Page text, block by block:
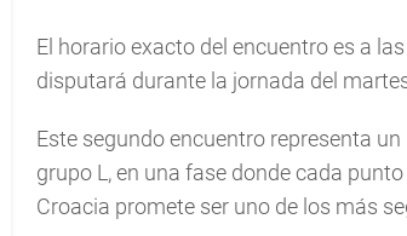
El horario exacto del encuentro es a
disputará durante la jornada del
Este segundo encuentro representa
grupo L, en una fase donde cada
Croacia promete ser uno de los más